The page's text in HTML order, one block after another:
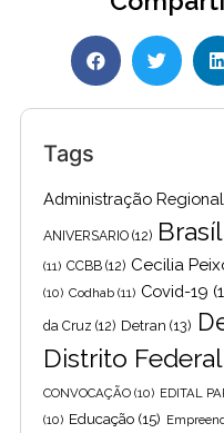
Tags
Administração
ANIVERSARIO (12)
(11) CCBB (12) Cecilia
(10) Codhab (11) Covid-19
da Cruz (12) Detran (13)
Distrito Federal
CONVOCAÇÃO (10) EDITAL
(10) Educação (15)